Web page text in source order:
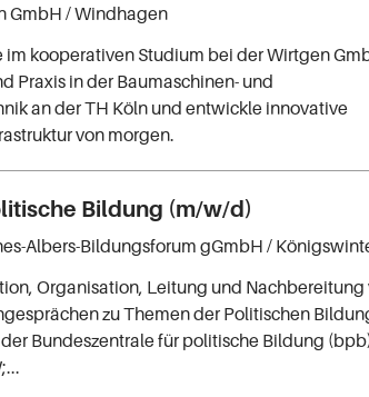
GmbH / Windhagen
im kooperativen Studium bei der Wirtgen
Praxis in der Baumaschinen- und
an der TH Köln und entwickle innovative
von morgen.
Bildung (m/w/d)
Albers-Bildungsforum gGmbH /
Organisation, Leitung und Nachbereitung
zu Themen der Politischen
Bundeszentrale für politische Bildung